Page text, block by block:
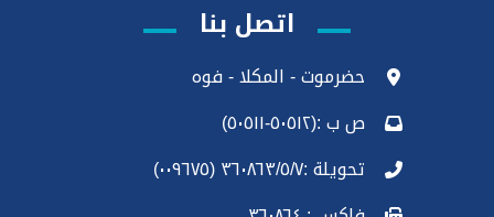
اتصل بنا
حضرموت - المكلا - فوه
ص ب :(٥٠٥١٢-٥٠٥١١)
تحويلة :٣٦٠٨٦٣/٥/٧ (٠٠٩٦٧٥)